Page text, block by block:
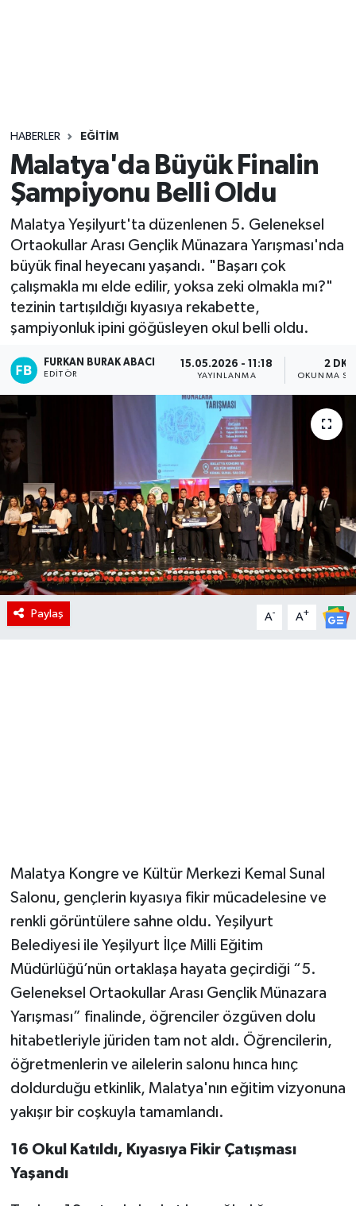
HABERLER EĞITIM
Malatya'da Büyük Finalin
Şampiyonu Belli Oldu
Malatya Yeşilyurt'ta düzenlenen 5. Geleneksel
Ortaokullar Arası Gençlik Münazara Yarışması'nda
büyük final heyecanı yaşandı. "Başarı çok
çalışmakla mı elde edilir, yoksa zeki olmakla mı?"
tezinin tartışıldığı kıyasıya rekabette,
şampiyonluk ipini göğüsleyen okul belli oldu.
FURKAN BURAK ABACI
EDITÖR
15.05.2026 - 11:18
YAYINLANMA
2 DK
OKUNMA
Paylaş A- A+
Malatya Kongre ve Kültür Merkezi Kemal Sunal
Salonu, gençlerin kıyasıya fikir mücadelesine ve
renkli görüntülere sahne oldu. Yeşilyurt
Belediyesi ile Yeşilyurt İlçe Milli Eğitim
Müdürlüğü’nün ortaklaşa hayata geçirdiği “5.
Geleneksel Ortaokullar Arası Gençlik Münazara
Yarışması” finalinde, öğrenciler özgüven dolu
hitabetleriyle jüriden tam not aldı. Öğrencilerin,
öğretmenlerin ve ailelerin salonu hınca hınç
doldurduğu etkinlik, Malatya'nın eğitim vizyonuna
yakışır bir coşkuyla tamamlandı.
16 Okul Katıldı, Kıyasıya Fikir Çatışması
Yaşandı
Yaşam